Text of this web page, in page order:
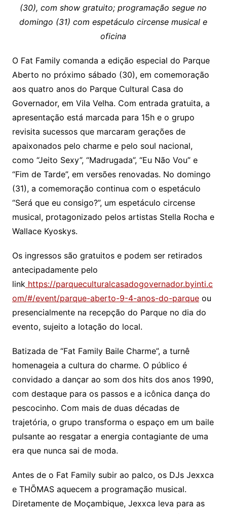
(30), com show gratuito; programação segue no
domingo (31) com espetáculo circense musical e
oficina
O Fat Family comanda a edição especial do Parque
Aberto no próximo sábado (30), em comemoração
aos quatro anos do Parque Cultural Casa do
Governador, em Vila Velha. Com entrada gratuita, a
apresentação está marcada para 15h e o grupo
revisita sucessos que marcaram gerações de
apaixonados pelo charme e pelo soul nacional,
como “Jeito Sexy”, “Madrugada”, “Eu Não Vou” e
“Fim de Tarde”, em versões renovadas. No domingo
(31), a comemoração continua com o espetáculo
“Será que eu consigo?”, um espetáculo circense
musical, protagonizado pelos artistas Stella Rocha e
Wallace Kyoskys.
Os ingressos são gratuitos e podem ser retirados
antecipadamente pelo
link https://parqueculturalcasadogovernador.byinti.c
om/#/event/parque-aberto-9-4-anos-do-parqueou
presencialmente na recepção do Parque no dia do
evento, sujeito a lotação do local.
Batizada de “Fat Family Baile Charme”, a turnê
homenageia a cultura do charme. O público é
convidado a dançar ao som dos hits dos anos 1990,
com destaque para os passos e a icônica dança do
pescocinho. Com mais de duas décadas de
trajetória, o grupo transforma o espaço em um baile
pulsante ao resgatar a energia contagiante de uma
era que nunca sai de moda.
Antes de o Fat Family subir ao palco, os DJs Jexxca
e THŌMAS aquecem a programação musical.
Diretamente de Moçambique, Jexxca leva para as